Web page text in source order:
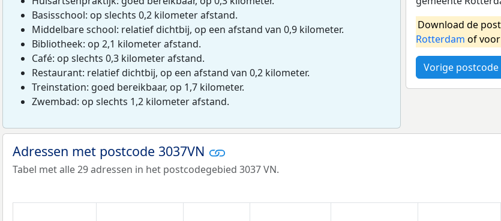
Basisschool: op slechts 0,2 kilometer afstand.
Middelbare school: relatief dichtbij, op een afstand van 0,9 kilometer.
Bibliotheek: op 2,1 kilometer afstand.
Café: op slechts 0,3 kilometer afstand.
Restaurant: relatief dichtbij, op een afstand van 0,2 kilometer.
Treinstation: goed bereikbaar, op 1,7 kilometer.
Zwembad: op slechts 1,2 kilometer afstand.
Download de
Rotterdam of
Vorige postcode
Adressen met postcode 3037VN
Tabel met alle 29 adressen in het postcodegebied 3037 VN.